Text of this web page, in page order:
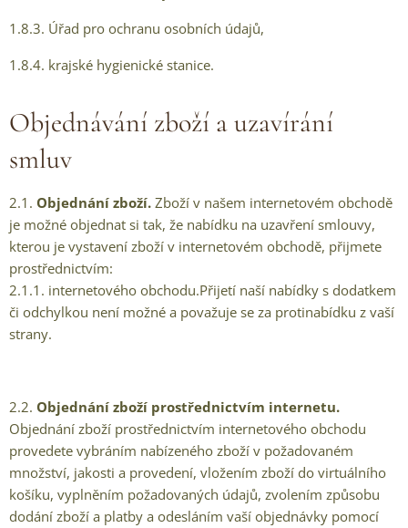
1.8.3. Úřad pro ochranu osobních údajů,
1.8.4. krajské hygienické stanice.
Objednávání zboží a uzavírání
smluv
2.1. Objednání zboží. Zboží v našem internetovém obchodě
je možné objednat si tak, že nabídku na uzavření smlouvy,
kterou je vystavení zboží v internetovém obchodě, přijmete
prostřednictvím:
2.1.1. internetového obchodu.Přijetí naší nabídky s dodatkem
či odchylkou není možné a považuje se za protinabídku z vaší
strany.
2.2. Objednání zboží prostřednictvím internetu.
Objednání zboží prostřednictvím internetového obchodu
provedete vybráním nabízeného zboží v požadovaném
množství, jakosti a provedení, vložením zboží do virtuálního
košíku, vyplněním požadovaných údajů, zvolením způsobu
dodání zboží a platby a odesláním vaší objednávky pomocí